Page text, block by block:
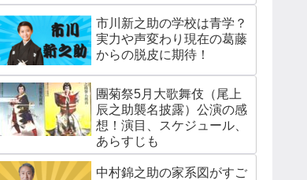
市川新之助の学校は青学？
実力や声変わり現在の葛藤
からの脱皮に期待！
團菊祭5月大歌舞伎（尾上
辰之助襲名披露）公演の感
想！演目、スケジュール、
あらすじも
中村錦之助の家系図がすご